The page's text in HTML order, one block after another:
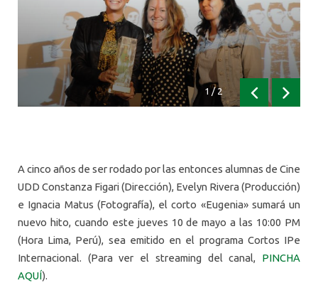
1 /2
Anterior
A cinco años de ser rodado por las entonces alumnas de Cine
UDD Constanza Figari (Dirección), Evelyn Rivera (Producción)
e Ignacia Matus (Fotografía), el corto «Eugenia» sumará un
nuevo hito, cuando este jueves 10 de mayo a las 10:00 PM
(Hora Lima, Perú), sea emitido en el programa Cortos IPe
Internacional. (Para ver el streaming del canal, PINCHA
AQUÍ).